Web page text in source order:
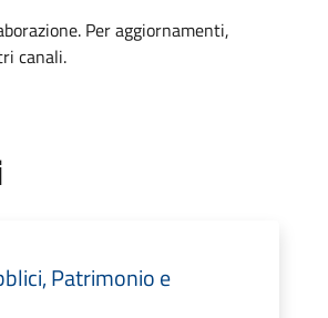
Per aggiornamenti,
canali.
Patrimonio e